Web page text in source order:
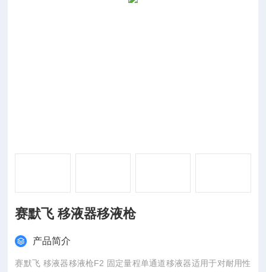
赛默飞 移液器移液枪
产品简介
赛默飞 移液器移液枪F2 固定量程单通道移液器适用于对耐用性